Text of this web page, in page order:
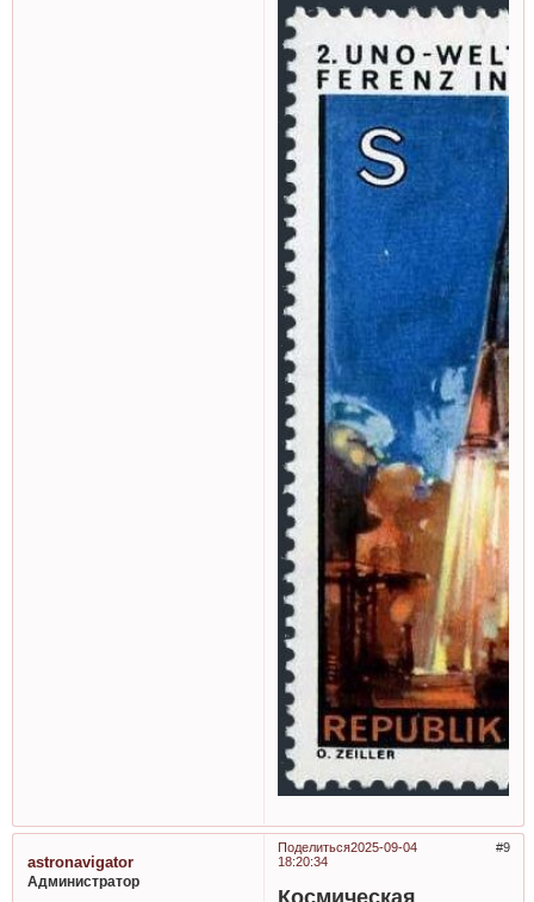
Поделиться 9
2025-09-04
18:20:34
astronavigator
Администратор